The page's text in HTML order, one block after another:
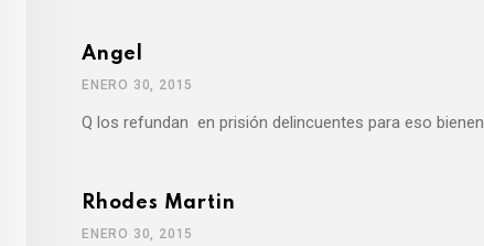
Angel
ENERO 30, 2015
Q los refundan en prisión delincuentes para eso bienen
Rhodes Martin
ENERO 30, 2015